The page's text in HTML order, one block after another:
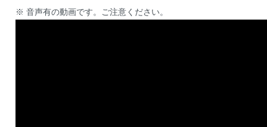
※ 音声有の動画です。ご注意ください。